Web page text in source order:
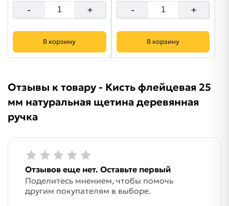
- +
В корзину
- +
В корзину
Отзывы к товару - Кисть флейцевая 25
мм натуральная щетина деревянная
ручка
Отзывов еще нет. Оставьте первый
Поделитесь мнением, чтобы помочь
другим покупателям в выборе.